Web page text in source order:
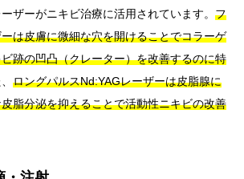
ザーがニキビ治療に活用されています。 フ
は皮膚に微細な穴を開けることでコラーゲ
跡の凹凸（クレーター）を改善するのに特
ロングパルスNd:YAGレーザーは皮脂腺に
脂分泌を抑えることで活動性ニキビの改善